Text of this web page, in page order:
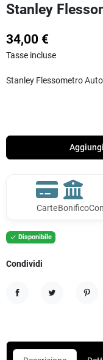
Stanley
34,00 €
Tasse incluse
Stanley Flessometro
CarteBonifico
 Disponibile
Condividi